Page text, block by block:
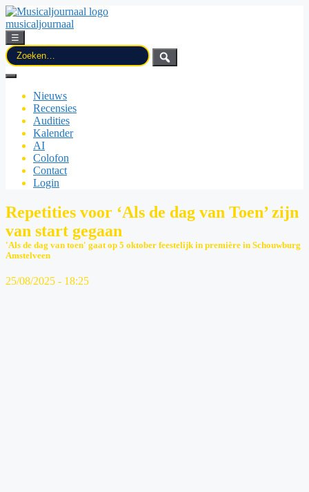
musicaljournaal
☰
Zoek
naar:
Nieuws
Recensies
Audities
Kalender
AI
Colofon
Contact
Login
Repetities voor ‘Als de dag van Toen’ zijn
van start gegaan
'Als de dag van toen' gaat op 5 oktober feestelijk in première in Schouwburg
Amstelveen
25/08/2025 - 18:25